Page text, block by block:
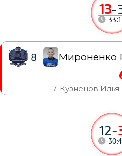
12-
13-
8 Мироненко
7. Кузнецов Илья